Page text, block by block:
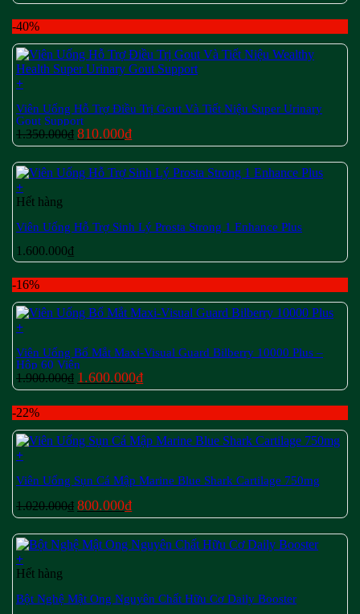
-40%
+
Viên Uống Hỗ Trợ Điều Trị Gout Và Tiết Niệu Super Urinary
Gout Support
1.350.000₫ Giá
gốc
là:
1.350.000₫.
810.000₫Giá
hiện
tại
là:
+
Hết hàng
Viên Uống Hỗ Trợ Sinh Lý Prosta Strong 1 Enhance Plus
1.600.000₫
-16%
+
Viên Uống Bổ Mắt Maxi-Visual Guard Bilberry 10000 Plus –
Hộp 60 Viên
1.900.000₫ Giá
gốc
là:
1.900.000₫.
1.600.000₫Giá
hiện
tại
là:
1.600.000₫.
-22%
+
Viên Uống Sụn Cá Mập Marine Blue Shark Cartilage 750mg
1.020.000₫ Giá
gốc
là:
1.020.000₫.
800.000₫Giá
hiện
tại
là:
+
Hết hàng
Bột Nghệ Mật Ong Nguyên Chất Hữu Cơ Daily Booster